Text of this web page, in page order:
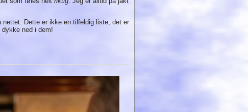
nettet. Dette er ikke en tilfeldig liste; det er
ned i dem!